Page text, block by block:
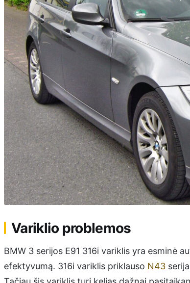
Variklio problemos
BMW 3 serijos E91 316i variklis yra esminė
efektyvumą. 316i variklis priklauso N43